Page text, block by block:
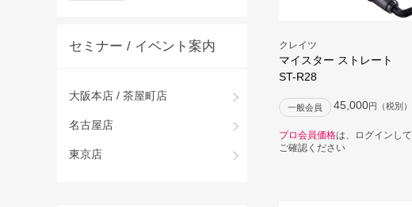
セミナー / イベント案内
大阪本店 / 茶屋町店
名古屋店
東京店
クレイツ
マイスター ストレート
ST-R28
一般会員 45,000円（税別）
プロ会員価格は、ログインして
ご確認ください